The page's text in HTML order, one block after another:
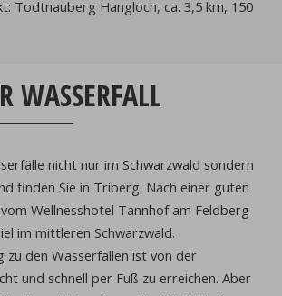
Todtnauberg Hangloch, ca. 3,5 km, 150
WASSERFALL
nicht nur im Schwarzwald sondern
finden Sie in Triberg. Nach einer guten
Wellnesshotel Tannhof am Feldberg
im mittleren Schwarzwald.
zu den Wasserfällen ist von der
und schnell per Fuß zu erreichen. Aber